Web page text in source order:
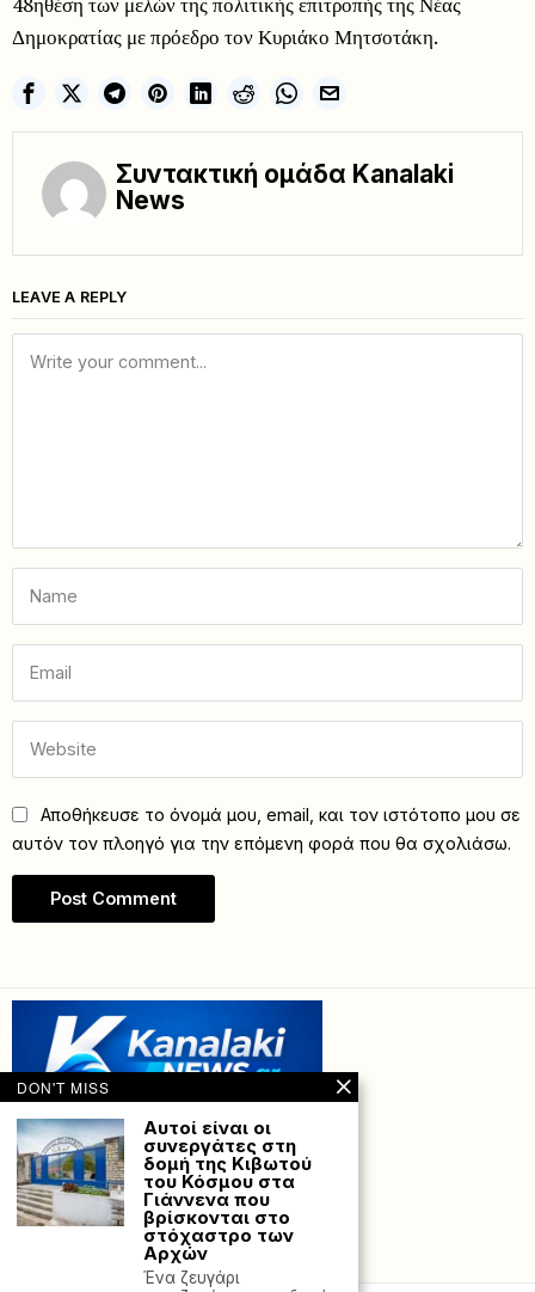
Δημοκρατίας με πρόεδρο τον Κυριάκο Μητσοτάκη.
Συντακτική ομάδα Kanalaki
News
LEAVE A REPLY
Αποθήκευσε το όνομά μου, email, και τον ιστότοπο μου σε
αυτόν τον πλοηγό για την επόμενη φορά που θα σχολιάσω.
by Hostville”)
DON'T MISS
Αυτοί είναι οι
συνεργάτες στη
δομή της Κιβωτού
του Κόσμου στα
Γιάννενα που
βρίσκονται στο
στόχαστρο των
Αρχών
Ένα ζευγάρι